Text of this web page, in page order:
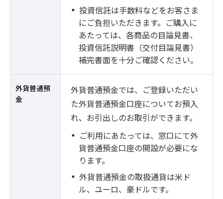
投資信託は手数料などをお客さま
にご負担いただきます。ご購入に
あたっては、各商品の目論見書、
投資信託説明書（交付目論見書）
補完書面を十分ご確認ください。
外貨普通預
金
外貨普通預金では、ご登録いただい
た外貨普通預金口座についてお預入
れ、お引出しのお取引ができます。
ご利用にあたっては、窓口にて外
貨普通預金口座の開設が必要にな
ります。
外貨普通預金の取扱通貨は米ド
ル、ユーロ、豪ドルです。